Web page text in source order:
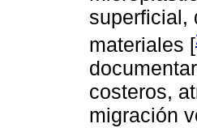
superficial,
materiales [
costeros,
migración